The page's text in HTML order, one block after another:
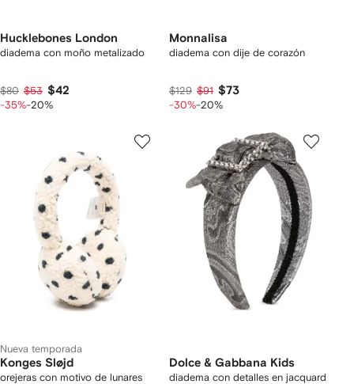
Hucklebones London
diadema con moño metalizado
$80 $53 $42
-35%-20%
Monnalisa
diadema con dije de corazón
$129 $91 $73
-30%-20%
Nueva temporada
Konges Sløjd
orejeras con motivo de lunares
Dolce & Gabbana Kids
diadema con detalles en jacquard